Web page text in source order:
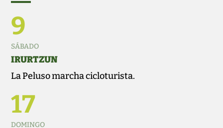
9
SÁBADO
IRURTZUN
La Peluso marcha cicloturista.
17
DOMINGO